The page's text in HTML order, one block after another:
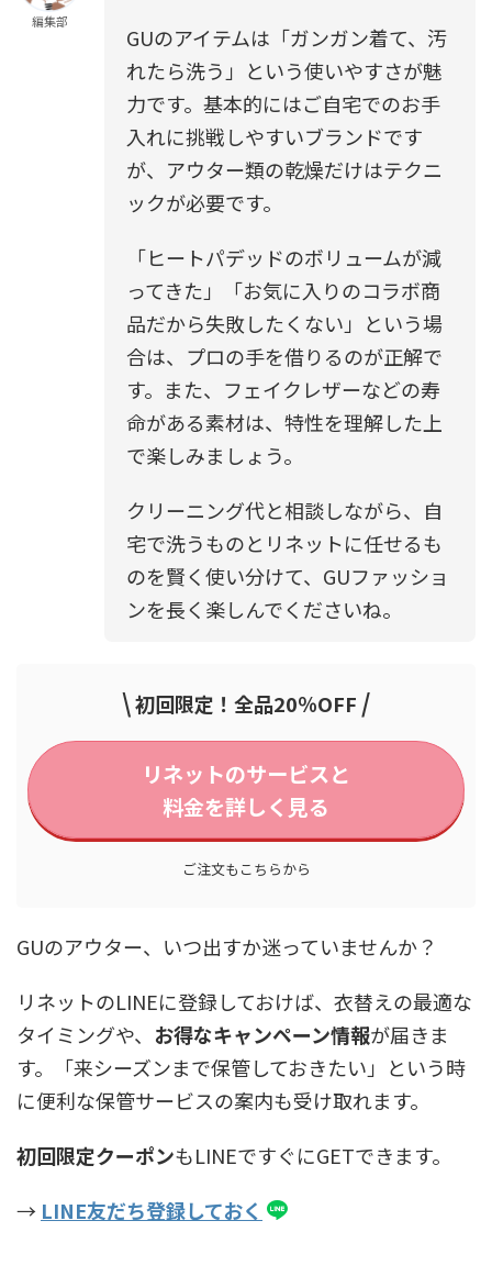
編集部
GUのアイテムは「ガンガン着て、汚
れたら洗う」という使いやすさが魅
力です。基本的にはご自宅でのお手
入れに挑戦しやすいブランドです
が、アウター類の乾燥だけはテクニ
ックが必要です。
「ヒートパデッドのボリュームが減
ってきた」「お気に入りのコラボ商
品だから失敗したくない」という場
合は、プロの手を借りるのが正解で
す。また、フェイクレザーなどの寿
命がある素材は、特性を理解した上
で楽しみましょう。
クリーニング代と相談しながら、自
宅で洗うものとリネットに任せるも
のを賢く使い分けて、GUファッショ
ンを長く楽しんでくださいね。
\初回限定！全品20％OFF /
リネットのサービスと
料金を詳しく見る
ご注文もこちらから
GUのアウター、いつ出すか迷っていませんか？
リネットのLINEに登録しておけば、衣替えの最適な
タイミングや、 お得なキャンペーン情報が届きま
す。「来シーズンまで保管しておきたい」という時
に便利な保管サービスの案内も受け取れます。
初回限定クーポンもLINEですぐにGETできます。
→ LINE友だち登録しておく